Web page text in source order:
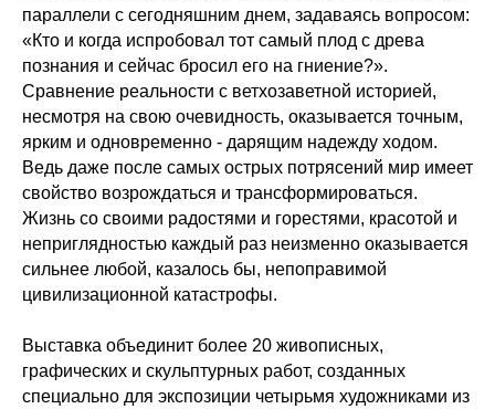
параллели с сегодняшним днем, задаваясь вопросом:
«Кто и когда испробовал тот самый плод с древа
познания и сейчас бросил его на гниение?».
Сравнение реальности с ветхозаветной историей,
несмотря на свою очевидность, оказывается точным,
ярким и одновременно - дарящим надежду ходом.
Ведь даже после самых острых потрясений мир имеет
свойство возрождаться и трансформироваться.
Жизнь со своими радостями и горестями, красотой и
неприглядностью каждый раз неизменно оказывается
сильнее любой, казалось бы, непоправимой
цивилизационной катастрофы.
Выставка объединит более 20 живописных,
графических и скульптурных работ, созданных
специально для экспозиции четырьмя художниками из